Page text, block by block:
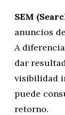
SEM
anuncios
A
dar
visibilidad
puede
retorno.